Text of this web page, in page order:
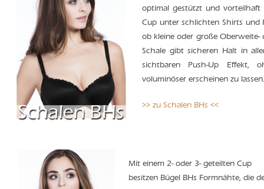
optimal gestützt und vorteilhaft
Cup unter schlichten Shirts und
ob kleine oder große Oberweite-
Schale gibt sicheren Halt in
sichtbaren Push-Up Effekt,
voluminöser erscheinen zu lassen.
>> zu Schalen BHs <<
Mit einem 2- oder 3- geteilten Cup
besitzen Bügel BHs Formnähte, die